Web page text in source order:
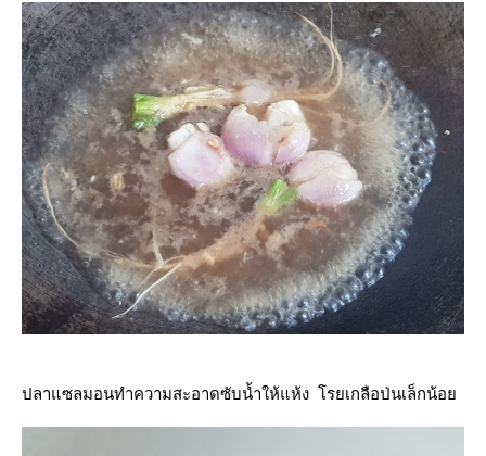
ปลาแซลมอนทำความสะอาดซับน้ำให้แห้ง โรยเกลือป่นเล็กน้อ